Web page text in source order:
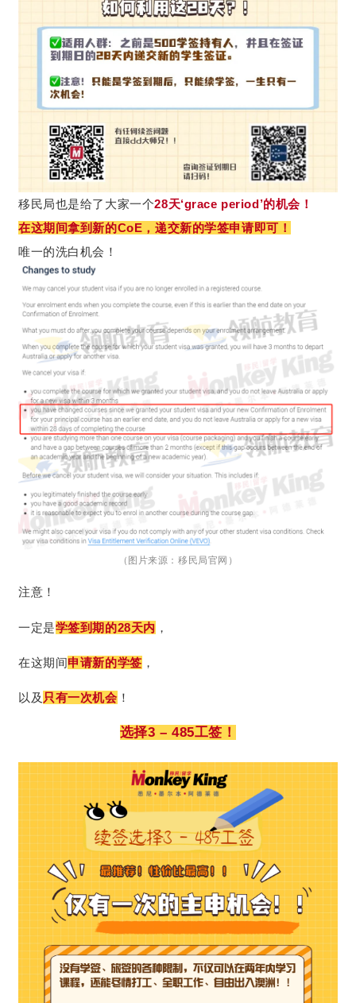
移民局也是给了大家一个28天‘grace period’的机会！
在这期间拿到新的CoE，递交新的学签申请即可！
唯一的洗白机会！
（图片来源：移民局官网）
注意！
一定是学签到期的28天内 ，
在这期间申请新的学签 ，
以及 只有一次机会 ！
选择3 – 485工签！